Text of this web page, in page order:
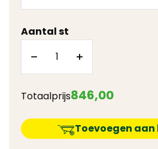
Aantal st
Totaalprijs846,00
Toevoegen